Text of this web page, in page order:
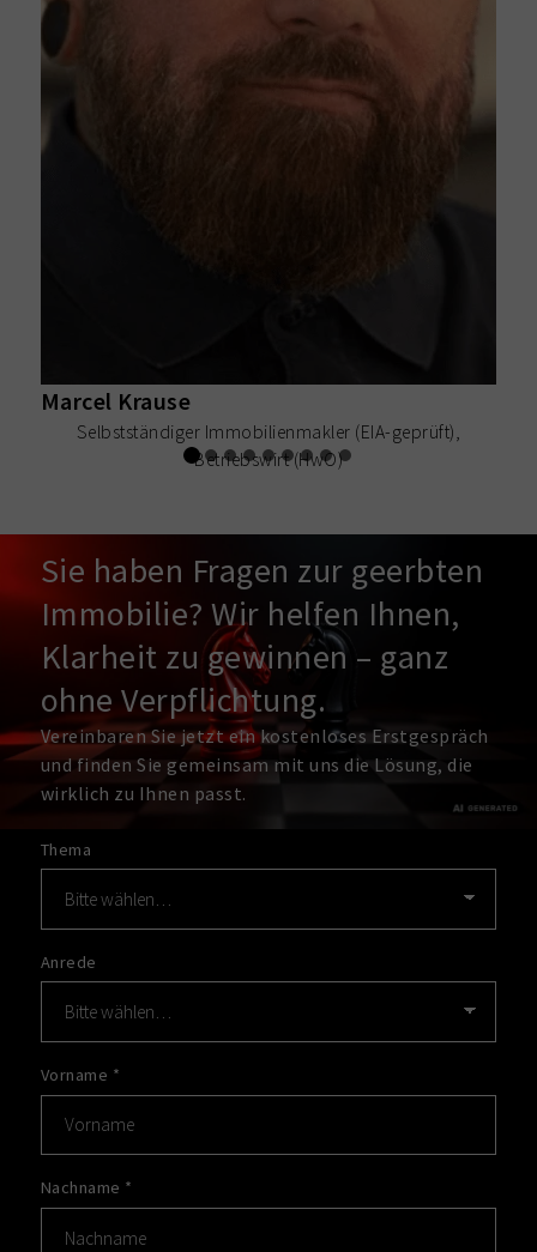
Marcel Krause
Selbstständiger Immobilienmakler (EIA-geprüft),
Betriebswirt (HwO)
Sie haben Fragen zur geerbten
Immobilie? Wir helfen Ihnen,
Klarheit zu gewinnen – ganz
ohne Verpflichtung.
Vereinbaren Sie jetzt ein kostenloses Erstgespräch
und finden Sie gemeinsam mit uns die Lösung, die
wirklich zu Ihnen passt.
Thema
Anrede
Vorname *
Nachname *